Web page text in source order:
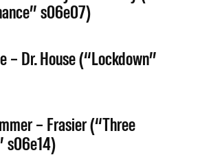
s06e07)
– Dr. House (“Lockdown”
– Frasier (“Three
s06e14)